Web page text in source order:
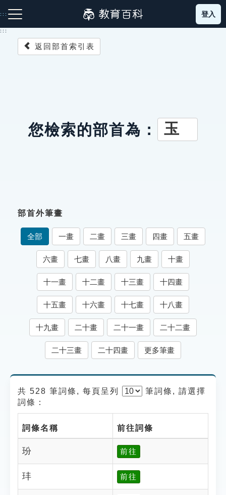
到
主
:::
成語故事
索引選單
知識索引
單字索引
生命大百科索引
遊戲專區
貓頭鷹博士
登入
:::
返回部首索引表
您檢索的部首為： 玉
部首外筆畫
全部 一畫 二畫 三畫 四畫 五畫
六畫 七畫 八畫 九畫 十畫
十一畫 十二畫 十三畫 十四畫
十五畫 十六畫 十七畫 十八畫
十九畫 二十畫 二十一畫 二十二畫
二十三畫 二十四畫 更多筆畫
共 528 筆詞條, 每頁呈列 筆詞條, 請選擇
詞條：
詞條名稱 前往詞條
玢 前往
玤 前往